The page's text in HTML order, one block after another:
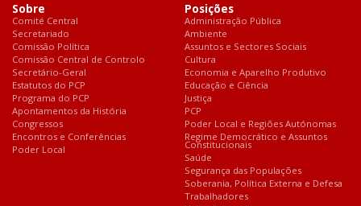
Sobre
Comité Central
Secretariado
Comissão Política
Comissão Central de Controlo
Secretário-Geral
Estatutos do PCP
Programa do PCP
Apontamentos da História
Congressos
Encontros e Conferências
Poder Local
Posições
Administração Pública
Ambiente
Assuntos e Sectores Sociais
Cultura
Economia e Aparelho Produtivo
Educação e Ciência
Justiça
PCP
Poder Local e Regiões Autónomas
Regime Democrático e Assuntos
Constitucionais
Saúde
Segurança das Populações
Soberania, Política Externa e Defesa
Trabalhadores